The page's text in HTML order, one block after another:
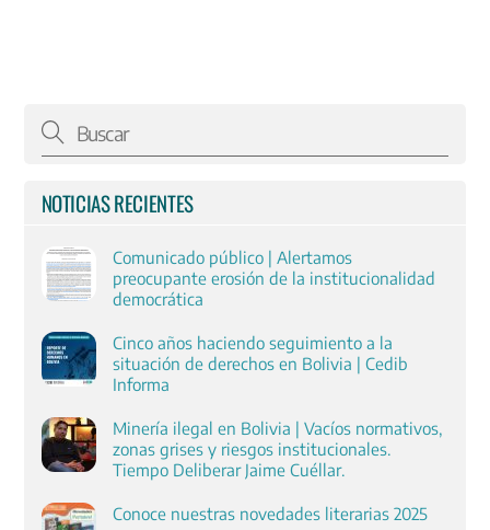
NOTICIAS RECIENTES
Comunicado público | Alertamos
preocupante erosión de la institucionalidad
democrática
Cinco años haciendo seguimiento a la
situación de derechos en Bolivia | Cedib
Informa
Minería ilegal en Bolivia | Vacíos normativos,
zonas grises y riesgos institucionales.
Tiempo Deliberar Jaime Cuéllar.
Conoce nuestras novedades literarias 2025